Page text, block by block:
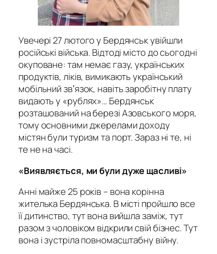
Увечері 27 лютого у Бердянськ увійшли
російські війська. Відтоді місто до сьогодні
окуповане: там немає газу, українських
продуктів, ліків, вимикають український
мобільний звʼязок, навіть заробітну плату
видають у «рублях»… Бердянськ
розташований на березі Азовського моря,
тому основними джерелами доходу
містян були туризм та порт. Зараз ні те, ні
те не на часі.
«Виявляється, ми були дуже щасливі»
Анні майже 25 років – вона корінна
жителька Бердянська. В місті пройшло все
її дитинство, тут вона вийшла заміж, тут
разом з чоловіком відкрили свій бізнес. Тут
вона і зустріла повномасштабну війну.